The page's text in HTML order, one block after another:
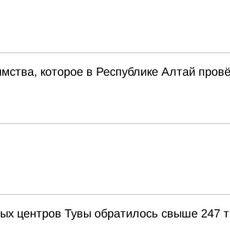
которое в Республике Алтай
центров Тувы обратилось свыше 247